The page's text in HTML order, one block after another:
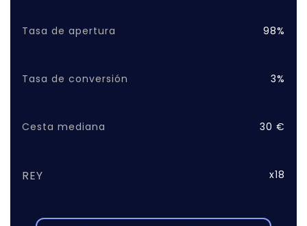
Tasa de apertura
Tasa de conversión
Cesta mediana
REY
98%
3%
30 €
x18